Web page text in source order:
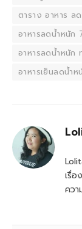
ตาราง อาหาร ล
อาหารลดน้ําหนัก
อาหารลดน้ําหนัก
อาหารเย็นลดน้ํา
เรื่
คว